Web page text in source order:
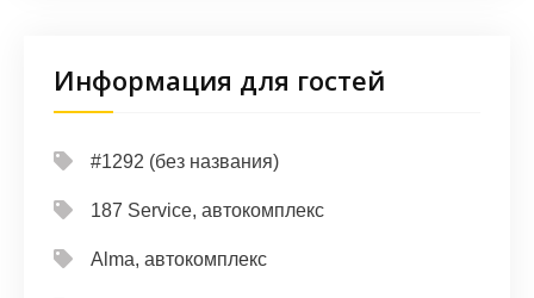
Информация для гостей
#1292 (без названия)
187 Service, автокомплекс
Alma, автокомплекс